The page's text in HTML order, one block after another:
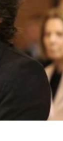
::
La